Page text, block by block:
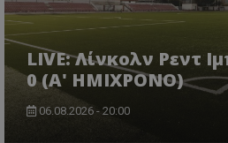
LIVE: Λίνκολν Ρεντ
0 (Α' ΗΜΙΧΡΟΝΟ)
06.08.2026 - 20:00